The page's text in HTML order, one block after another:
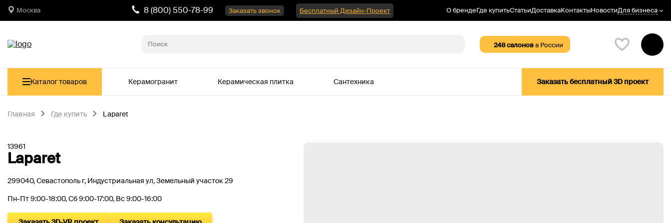
Москва 8 (800) 550-78-99 Заказать звонок Бесплатный Дизайн-Проект О брендеГде купитьСтатьиДоставкаКонтактыНовостиДля бизнеса
248салонов в России
Каталог товаров Керамогранит Керамическая плитка Сантехника Заказать бесплатный 3D проект
Главная Где купить Laparet
13961
Laparet
299040, Севастополь г, Индустриальная ул, Земельный участок 29
Пн-Пт 9:00-18:00, Сб 9:00-17:00, Вс 9:00-16:00